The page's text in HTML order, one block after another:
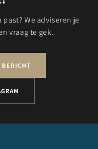
We adviseren je
vraag te gek.